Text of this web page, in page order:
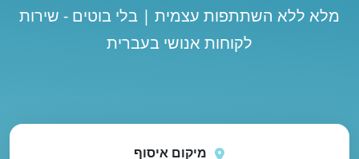
מלא ללא השתתפות עצמית | בלי בוטים - שירות
לקוחות אנושי בעברית
שוב
מיקום איסוף